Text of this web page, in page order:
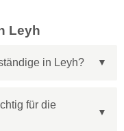
Leyh
in Leyh?
für die